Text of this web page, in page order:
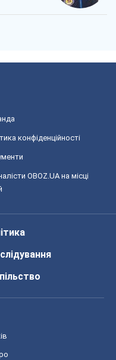
конфіденційності
OBOZ.UA на місці